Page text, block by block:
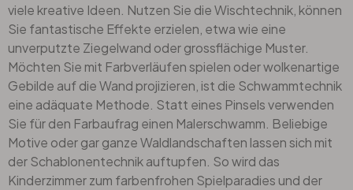
viele kreative Ideen. Nutzen Sie die Wischtechnik, können
Sie fantastische Effekte erzielen, etwa wie eine
unverputzte Ziegelwand oder grossflächige Muster.
Möchten Sie mit Farbverläufen spielen oder wolkenartige
Gebilde auf die Wand projizieren, ist die Schwammtechnik
eine adäquate Methode. Statt eines Pinsels verwenden
Sie für den Farbaufrag einen Malerschwamm. Beliebige
Motive oder gar ganze Waldlandschaften lassen sich mit
der Schablonentechnik auftupfen. So wird das
Kinderzimmer zum farbenfrohen Spielparadies und der